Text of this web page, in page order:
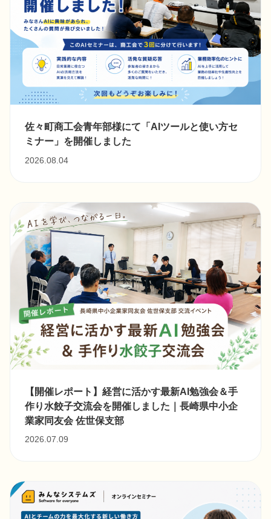
佐々町商工会青年部様にて「AIツールと使い方セ
ミナー」を開催しました
2026.08.04
【開催レポート】経営に活かす最新AI勉強会＆手
作り水餃子交流会を開催しました｜長崎県中小企
業家同友会 佐世保支部
2026.07.09